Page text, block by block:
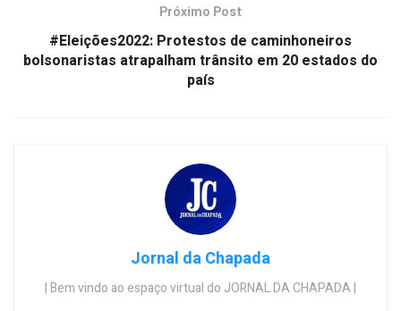
Próximo Post
#Eleições2022: Protestos de caminhoneiros
bolsonaristas atrapalham trânsito em 20 estados do
país
Jornal da Chapada
| Bem vindo ao espaço virtual do JORNAL DA CHAPADA |